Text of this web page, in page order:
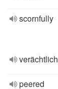
scornfully
verächtlich
peered